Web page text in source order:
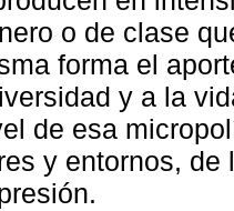
o de clase
forma el
y a la
de esa
y entornos, de